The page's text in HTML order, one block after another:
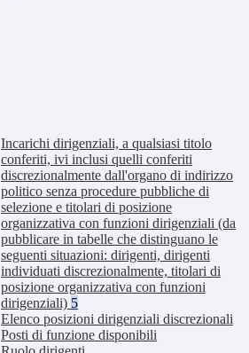
Incarichi dirigenziali, a qualsiasi titolo
conferiti, ivi inclusi quelli conferiti
discrezionalmente dall'organo di indirizzo
politico senza procedure pubbliche di
selezione e titolari di posizione
organizzativa con funzioni dirigenziali (da
pubblicare in tabelle che distinguano le
seguenti situazioni: dirigenti, dirigenti
individuati discrezionalmente, titolari di
posizione organizzativa con funzioni
dirigenziali) 5
Elenco posizioni dirigenziali discrezionali
Posti di funzione disponibili